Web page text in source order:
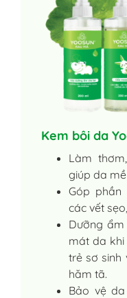
Kem bôi da
Làm
giúp da
Góp phần
các vết
Dưỡng
mát da khi
trẻ sơ sinh
hăm tã.
Bảo vệ